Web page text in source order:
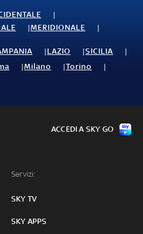
MERIDIONALE
LAZIO
SICILIA
Milano
Torino
Servizi:
SKY TV
SKY APPS
ACCEDI A SKY GO